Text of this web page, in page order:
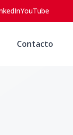
YouTube
Contacto